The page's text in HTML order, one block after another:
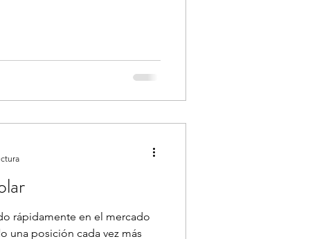
rápidamente en el mercado
una posición cada vez más